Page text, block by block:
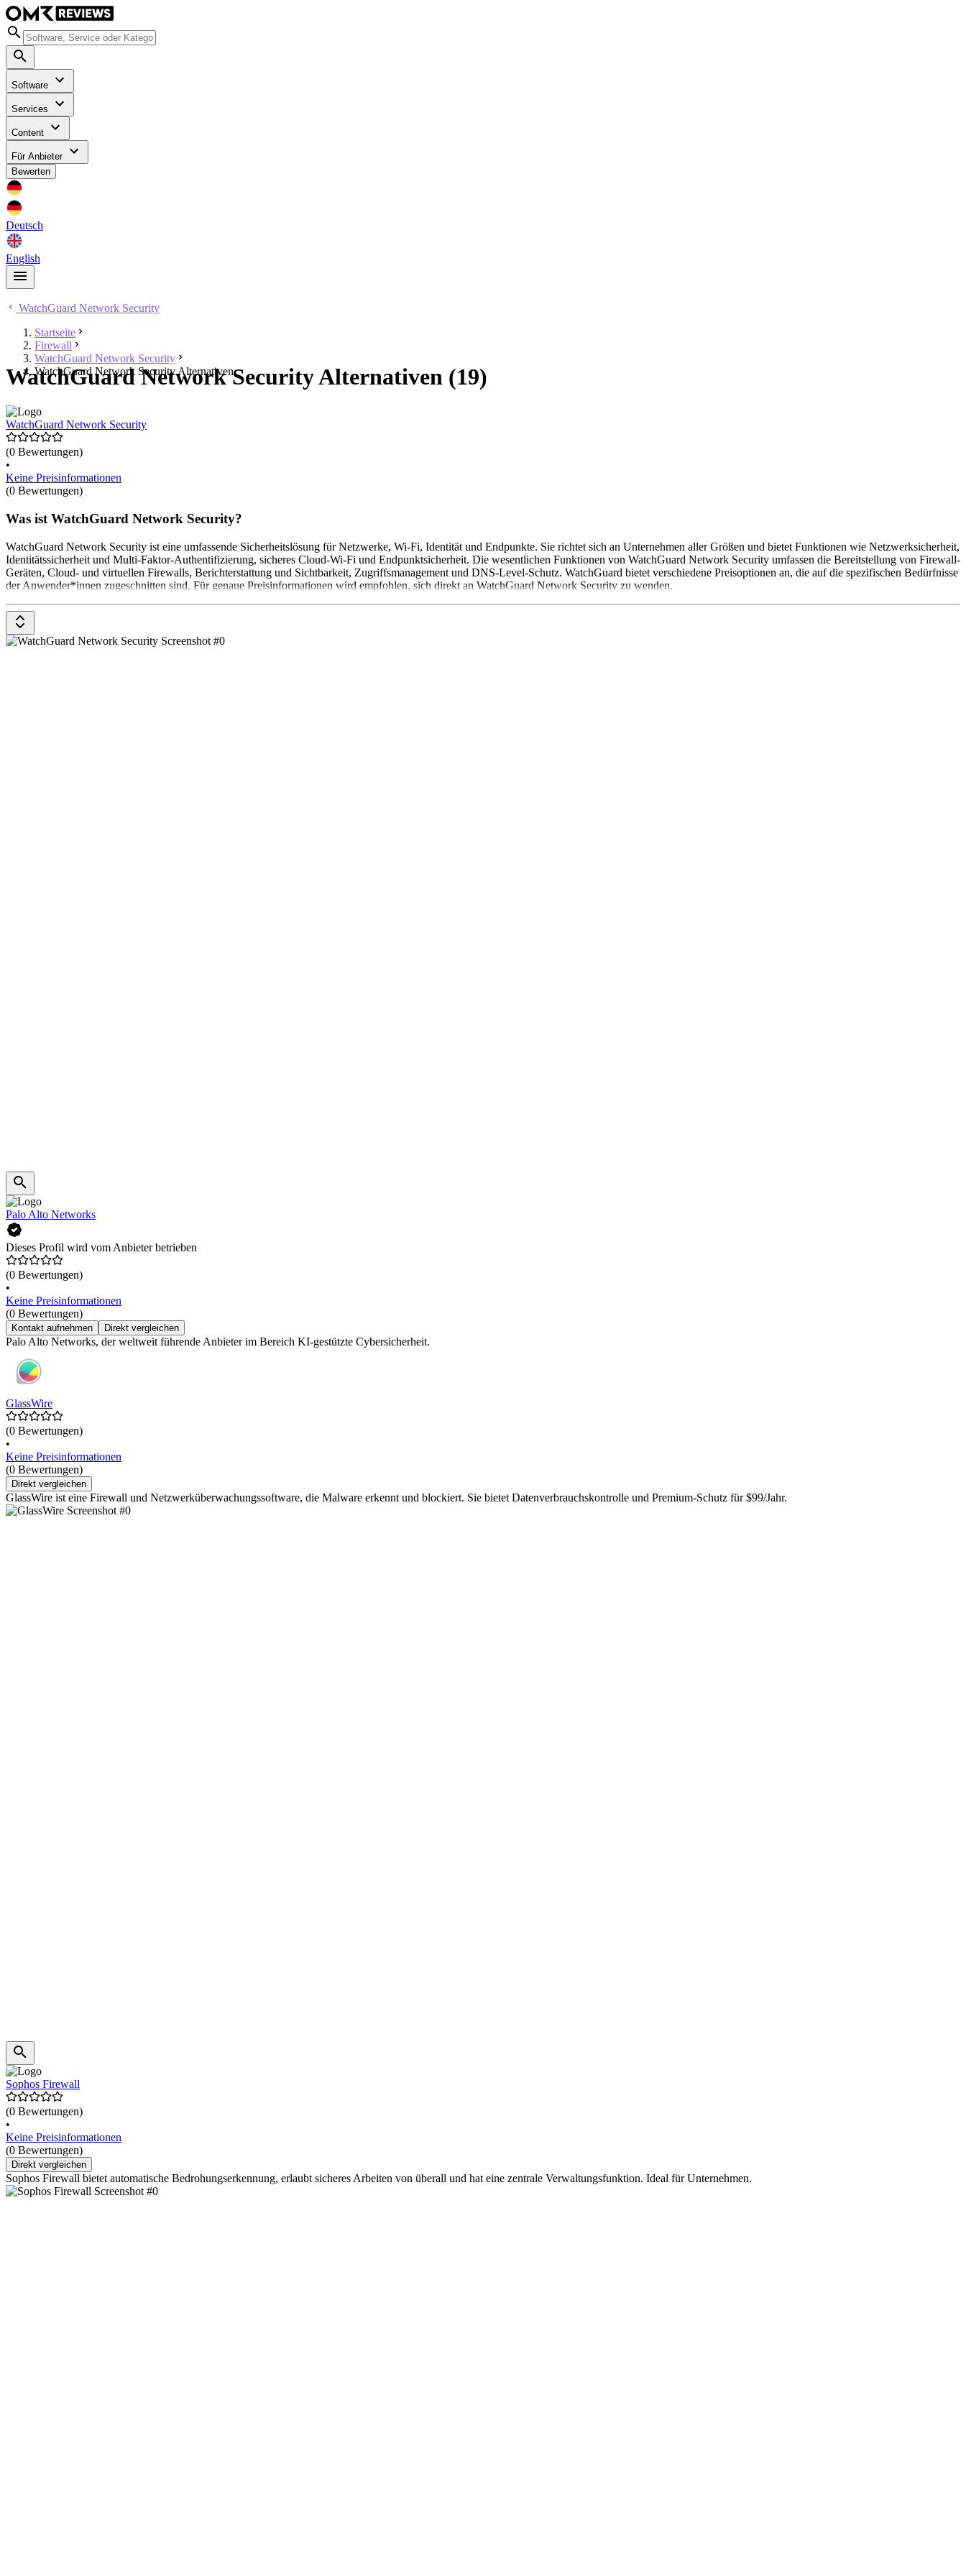
Software
Services
Content
Für Anbieter
Bewerten
Deutsch
English
WatchGuard Network Security
Startseite
Firewall
WatchGuard Network Security
WatchGuard Network Security Alternativen
WatchGuard Network Security Alternativen (19)
WatchGuard Network Security
(0 Bewertungen)
•
Keine Preisinformationen
(0 Bewertungen)
Was ist WatchGuard Network Security?
WatchGuard Network Security ist eine umfassende Sicherheitslösung für Netzwerke, Wi-Fi, Identität und Endpunkte. Sie richtet sich an Unternehmen aller Größen und bietet Funktionen wie Netzwerksicherheit,
Identitätssicherheit und Multi-Faktor-Authentifizierung, sicheres Cloud-Wi-Fi und Endpunktsicherheit. Die wesentlichen Funktionen von WatchGuard Network Security umfassen die Bereitstellung von Firewall-
Geräten, Cloud- und virtuellen Firewalls, Berichterstattung und Sichtbarkeit, Zugriffsmanagement und DNS-Level-Schutz. WatchGuard bietet verschiedene Preisoptionen an, die auf die spezifischen Bedürfnisse
der Anwender*innen zugeschnitten sind. Für genaue Preisinformationen wird empfohlen, sich direkt an WatchGuard Network Security zu wenden.
Palo Alto Networks
Dieses Profil wird vom Anbieter betrieben
(0 Bewertungen)
•
Keine Preisinformationen
(0 Bewertungen)
Kontakt aufnehmen Direkt vergleichen
Palo Alto Networks, der weltweit führende Anbieter im Bereich KI-gestützte Cybersicherheit.
GlassWire
(0 Bewertungen)
•
Keine Preisinformationen
(0 Bewertungen)
Direkt vergleichen
GlassWire ist eine Firewall und Netzwerküberwachungssoftware, die Malware erkennt und blockiert. Sie bietet Datenverbrauchskontrolle und Premium-Schutz für $99/Jahr.
Sophos Firewall
(0 Bewertungen)
•
Keine Preisinformationen
(0 Bewertungen)
Direkt vergleichen
Sophos Firewall bietet automatische Bedrohungserkennung, erlaubt sicheres Arbeiten von überall und hat eine zentrale Verwaltungsfunktion. Ideal für Unternehmen.